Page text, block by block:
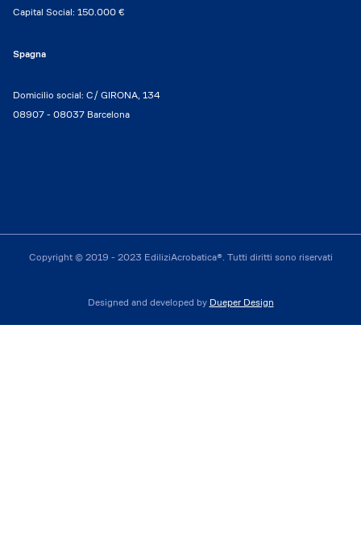
Capital Social: 150.000 €
Spagna
Domicilio social: C/ GIRONA, 134
08907 - 08037 Barcelona
Copyright © 2019 - 2023 EdiliziAcrobatica®. Tutti diritti sono riservati
Designed and developed by Dueper Design